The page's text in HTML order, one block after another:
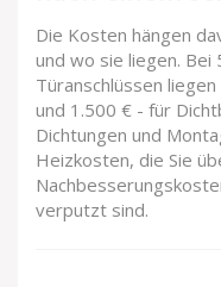
Die Kosten hängen
und wo sie liegen.
Türanschlüssen
und 1.500 € - für
Dichtungen und
Heizkosten, die Sie
verputzt sind.